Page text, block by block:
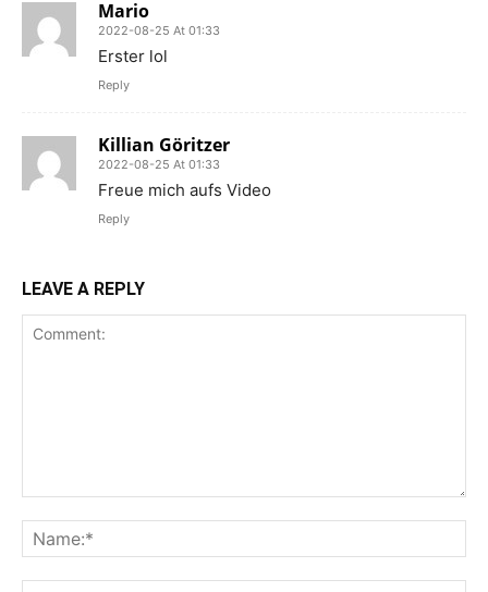
Mario
2022-08-25 At 01:33
Erster lol
Reply
Killian Göritzer
2022-08-25 At 01:33
Freue mich aufs Video
Reply
LEAVE A REPLY